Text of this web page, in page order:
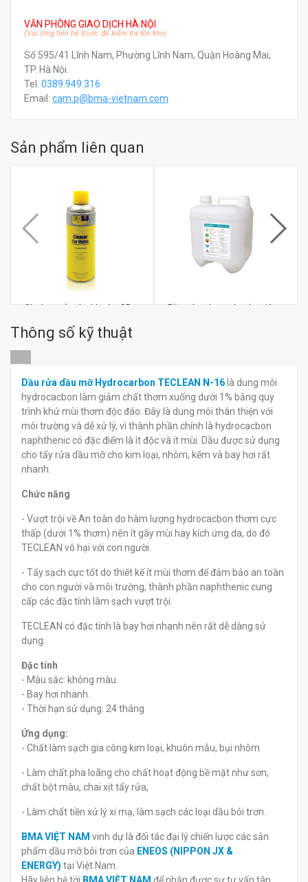
VĂN PHÒNG GIAO DỊCH HÀ NỘI
(Vui lòng liên hệ trước để kiểm tra tồn kho)
Số 595/41 Lĩnh Nam, Phường Lĩnh Nam, Quận Hoàng Mai,
TP. Hà Nội.
Tel: 0389.949.316
Email: cam.p@bma-vietnam.com
Sản phẩm liên quan
Chai xịt tẩy rửa khuôn GD-
0đ
Dầu rửa cho máy rửa siêu
0đ
Thông số kỹ thuật
Dầu rửa dầu mỡ Hydrocarbon TECLEAN N-16 là dung môi
hydrocacbon làm giảm chất thơm xuống dưới 1% bằng quy
trình khử mùi thơm độc đáo. Đây là dung môi thân thiện với
môi trường và dễ xử lý, vì thành phần chính là hydrocacbon
naphthenic có đặc điểm là ít độc và ít mùi. Dầu được sử dụng
cho tẩy rửa dầu mỡ cho kim loại, nhôm, kẽm và bay hơi rất
nhanh.
Chức năng
- Vượt trội về An toàn do hàm lượng hydrocacbon thơm cực
thấp (dưới 1% thơm) nên ít gây mùi hay kích ứng da, do đó
TECLEAN vô hại với con người.
- Tẩy sạch cực tốt do thiết kế ít mùi thơm để đảm bảo an toàn
cho con người và môi trường, thành phần naphthenic cung
cấp các đặc tính làm sạch vượt trội.
TECLEAN có đặc tính là bay hơi nhanh nên rất dễ dàng sử
dụng.
Đặc tính
- Màu sắc: không màu.
- Bay hơi nhanh.
- Thời hạn sử dụng: 24 tháng
Ứng dụng:
- Chất làm sạch gia công kim loại, khuôn mẫu, bụi nhôm
- Làm chất pha loãng cho chất hoạt động bề mặt như sơn,
chất bột màu, chai xịt tẩy rửa,
- Làm chất tiền xử lý xi mạ, làm sạch các loại dầu bôi trơn.
BMA VIỆT NAM vinh dự là đối tác đại lý chiến lược các sản
phẩm dầu mỡ bôi trơn của ENEOS (NIPPON JX &
ENERGY) tại Việt Nam.